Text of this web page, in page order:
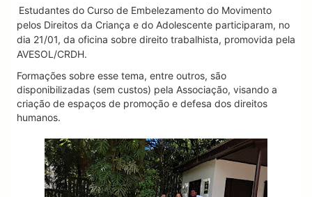
Estudantes do Curso de Embelezamento do Movimento
pelos Direitos da Criança e do Adolescente participaram, no
dia 21/01, da oficina sobre direito trabalhista, promovida pela
AVESOL/CRDH.
Formações sobre esse tema, entre outros, são
disponibilizadas (sem custos) pela Associação, visando a
criação de espaços de promoção e defesa dos direitos
humanos.